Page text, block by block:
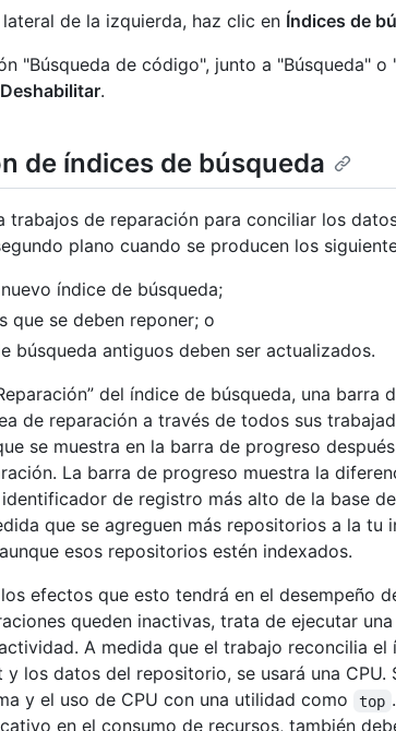
de la izquierda, haz clic en Índices de
"Búsqueda de código", junto a "Búsqueda"
Deshabilitar.
de índices de búsqueda
trabajos de reparación para conciliar los
plano cuando se producen los
índice de búsqueda;
que se deben reponer; o
búsqueda antiguos deben ser actualizados.
del índice de búsqueda, una barra
de reparación a través de todos sus
se muestra en la barra de progreso
La barra de progreso muestra la
de registro más alto de la base
que se agreguen más repositorios a la tu
esos repositorios estén indexados.
efectos que esto tendrá en el desempeño
queden inactivas, trata de ejecutar
A medida que el trabajo reconcilia el
los datos del repositorio, se usará una CPU.
y el uso de CPU con una utilidad como
top
en el consumo de recursos, también